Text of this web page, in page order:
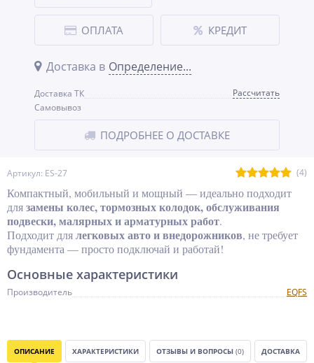
Артикул: ES-27 (4)
Компактный, мобильный и мощный — идеально подходит
длязамены колес, тормозных колодок, обслуживания
подвески, малярных и арматурных работ.
Подходит длялегковых авто и внедорожников, не требует
фундамента — просто подключай и работай!
ОПЛАТА КРЕДИТ
Доставка в Определение...
Доставка ТК
Рассчитать
Самовывоз
ПОДРОБНЕЕ О ДОСТАВКЕ
Основные характеристики
Производитель EQFS
ОПИСАНИЕ ХАРАКТЕРИСТИКИ ОТЗЫВЫ И ВОПРОСЫ (0) ДОСТАВКА